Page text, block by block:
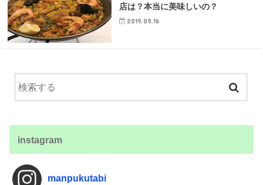
店は？本当に美味しいの？
2019.09.16
instagram
manpukutabi